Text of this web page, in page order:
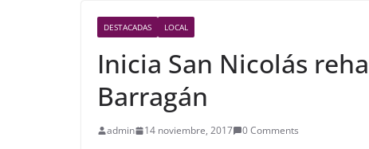
DESTACADAS LOCAL
Inicia San Nicolás
Barragán
admin 14 noviembre, 2017 0 Comments